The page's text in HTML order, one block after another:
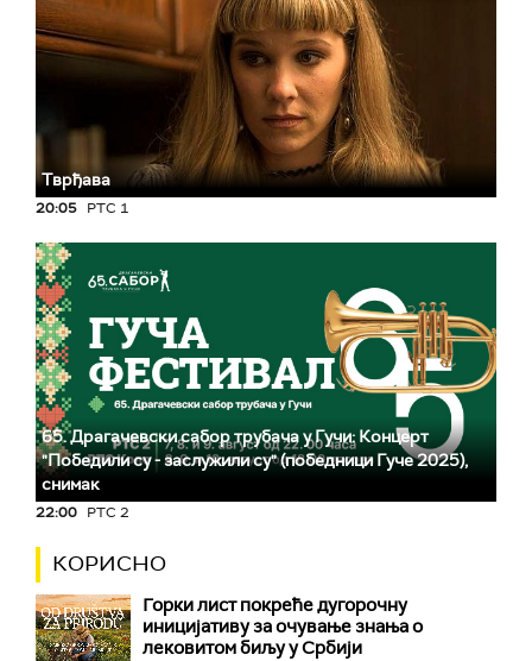
Тврђава
20:05 РТС 1
65. Драгачевски сабор трубача у Гучи: Концерт
"Победили су - заслужили су" (победници Гуче 2025),
снимак
22:00 РТС 2
КОРИСНО
Горки лист покреће дугорочну
иницијативу за очување знања о
лековитом биљу у Србији